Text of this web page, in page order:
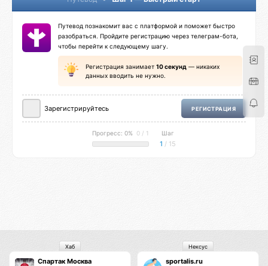
Путевод познакомит вас с платформой и поможет быстро
разобраться. Пройдите регистрацию через телеграм-бота,
чтобы перейти к следующему шагу.
Регистрация занимает 10 секунд — никаких
данных вводить не нужно.
Зарегистрируйтесь РЕГИСТРАЦИЯ
Прогресс: 0% 0 / 1 Шаг
1 / 15
Спартак Москва
Хаб
sportalis.ru
Нексус